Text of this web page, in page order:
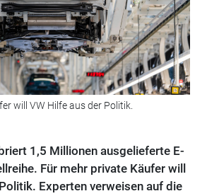
will VW Hilfe aus der Politik.
1,5 Millionen ausgelieferte E-
Für mehr private Käufer will
Experten verweisen auf die